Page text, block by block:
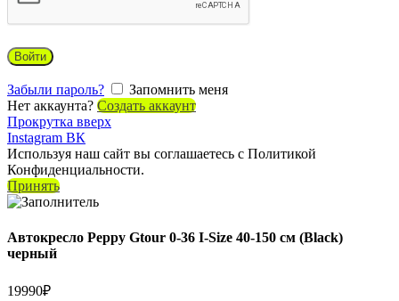
Войти
Забыли пароль?
Запомнить меня
Нет аккаунта? Создать аккаунт
Прокрутка вверх
Instagram ВК
Используя наш сайт вы соглашаетесь с Политикой
Конфиденциальности.
Принять
Автокресло Peppy Gtour 0-36 I-Size 40-150 см (Black)
черный
19990₽